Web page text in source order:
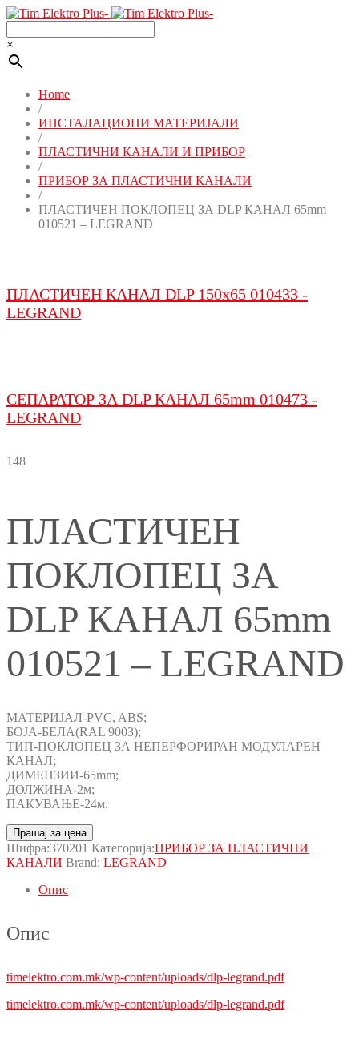
×
Home
/
ИНСТАЛАЦИОНИ МАТЕРИЈАЛИ
/
ПЛАСТИЧНИ КАНАЛИ И ПРИБОР
/
ПРИБОР ЗА ПЛАСТИЧНИ КАНАЛИ
/
ПЛАСТИЧЕН ПОКЛОПЕЦ ЗА DLP КАНАЛ 65mm
010521 – LEGRAND
ПЛАСТИЧЕН КАНАЛ DLP 150x65 010433 -
LEGRAND
СЕПАРАТОР ЗА DLP КАНАЛ 65mm 010473 -
LEGRAND
148
ПЛАСТИЧЕН
ПОКЛОПЕЦ ЗА
DLP КАНАЛ 65mm
010521 – LEGRAND
МАТЕРИЈАЛ-PVC, ABS;
БОЈА-БЕЛА(RAL 9003);
ТИП-ПОКЛОПЕЦ ЗА НЕПЕРФОРИРАН МОДУЛАРЕН
КАНАЛ;
ДИМЕНЗИИ-65mm;
ДОЛЖИНА-2м;
ПАКУВАЊЕ-24м.
Прашај за цена
Шифра:370201 Категорија:ПРИБОР ЗА ПЛАСТИЧНИ
КАНАЛИ Brand: LEGRAND
Опис
Опис
timelektro.com.mk/wp-content/uploads/dlp-legrand.pdf
timelektro.com.mk/wp-content/uploads/dlp-legrand.pdf